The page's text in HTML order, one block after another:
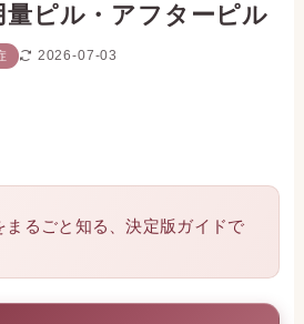
量ピル・アフターピル
2026-07-03
るごと知る、決定版ガイドで